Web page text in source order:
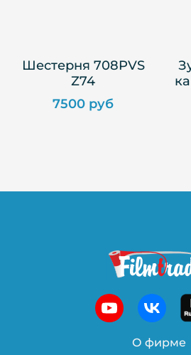
Шестерня 708PVS
Z74
7500 руб
О фирме